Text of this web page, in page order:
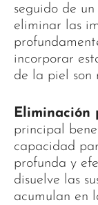
seguido de
eliminar las
incorporar
de la piel son
Eliminación
principal
capacidad
profunda y
disuelve las
acumulan en